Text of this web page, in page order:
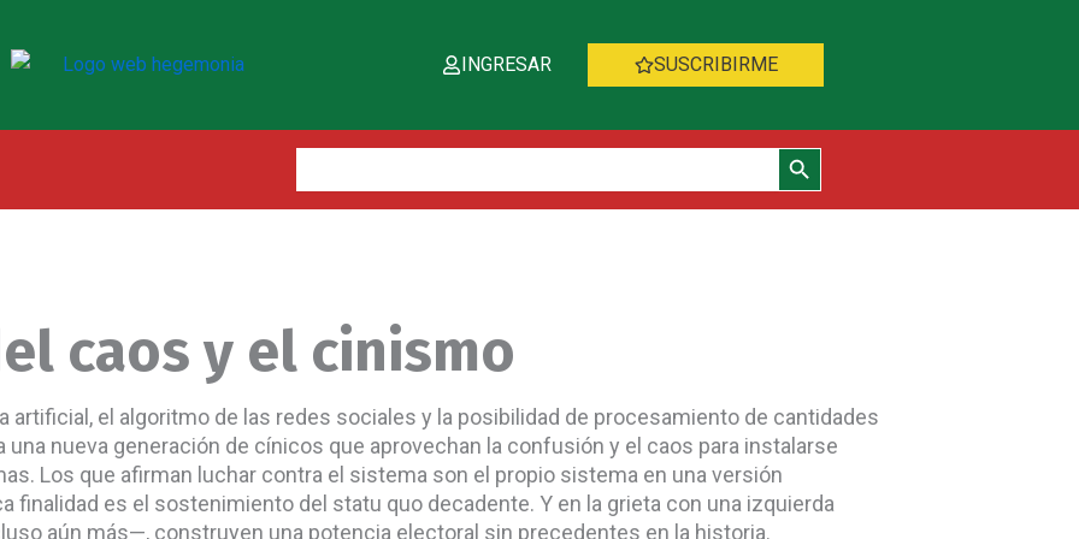
INGRESAR SUSCRIBIRME
Botón de búsqueda
caos y el cinismo
artificial, el algoritmo de las redes sociales y la posibilidad de procesamiento de cantidades
nueva generación de cínicos que aprovechan la confusión y el caos para instalarse
Los que afirman luchar contra el sistema son el propio sistema en una versión
finalidad es el sostenimiento del statu quo decadente. Y en la grieta con una izquierda
aún más—, construyen una potencia electoral sin precedentes en la historia.